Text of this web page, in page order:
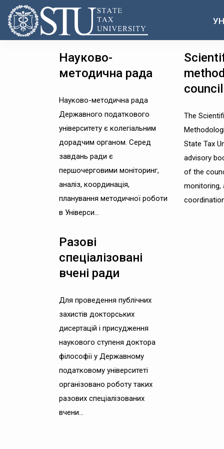
Науково-
методична рада
Науково-методична рада
Державного податкового
університету є колегіальним
дорадчим органом. Серед
завдань ради є
першочерговими моніторинг,
аналіз, координація,
планування методичної роботи
в Універси...
council
The
State Tax
advisory
of the
monitoring,
Разові
спеціалізовані
вчені ради
Для проведення публічних
захистів докторських
дисертацій і присудження
наукового ступеня доктора
філософії у Державному
податковому університеті
організовано роботу таких
разових спеціалізованих
вчени...